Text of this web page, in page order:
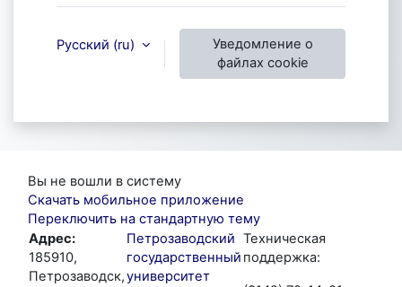
Русский ‎(ru)‎
Уведомление о
файлах cookie
Вы не вошли в систему
Скачать мобильное приложение
Переключить на стандартную тему
Адрес:
185910,
Петрозаводск,
Петрозаводский
государственный
университет
Техническая
поддержка: